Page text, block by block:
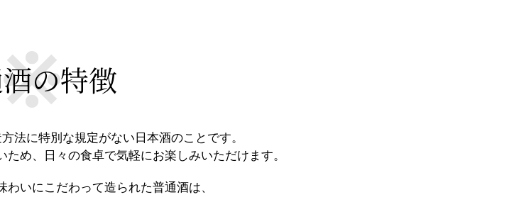
の特徴
法に特別な規定がない日本酒のことです。
め、日々の食卓で気軽にお楽しみいただけます。
いにこだわって造られた普通酒は、